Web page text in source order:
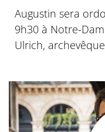
Augustin sera
9h30 à Notre-
Ulrich,